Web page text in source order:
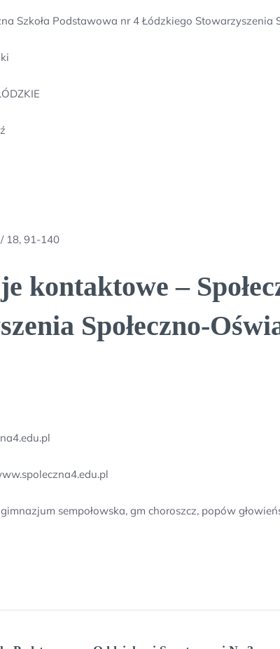
Szkoła Podstawowa nr 4 Łódzkiego Stowarzyszenia
18, 91-140
kontaktowe –
Społeczno-
sempołowska, gm choroszcz, popów